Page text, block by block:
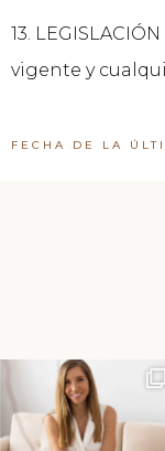
13.
vigente y
FECHA DE LA